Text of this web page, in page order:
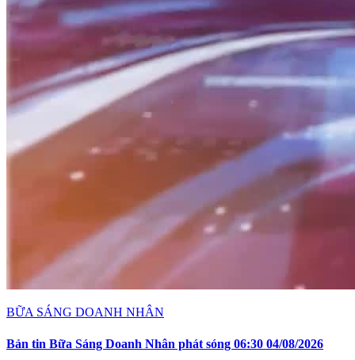
BỮA SÁNG DOANH NHÂN
Bản tin Bữa Sáng Doanh Nhân phát sóng 06:30 04/08/2026